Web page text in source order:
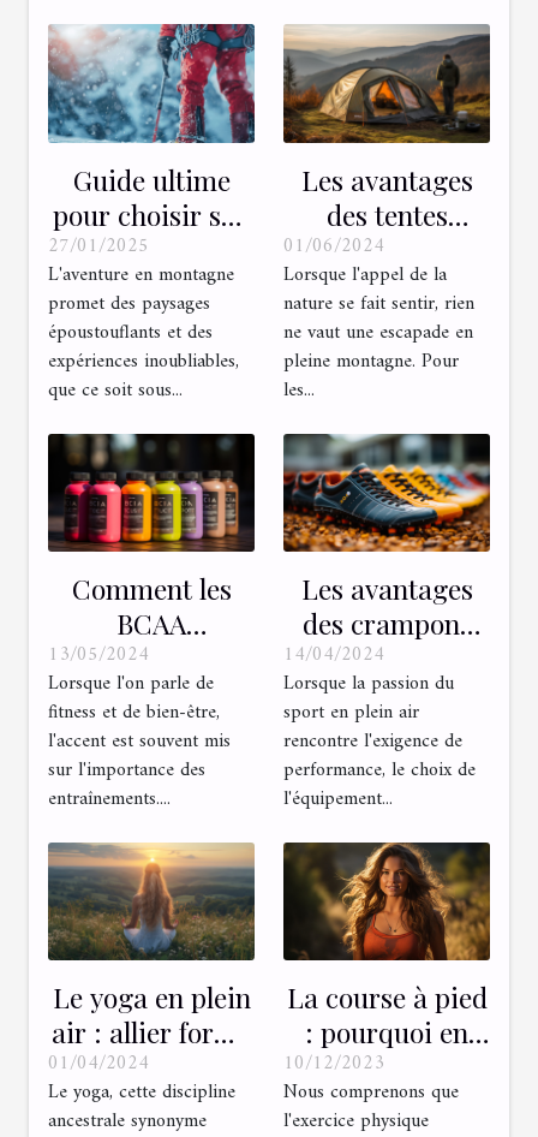
Guide ultime
pour choisir son
équipement de
montagne en
hiver et été
27/01/2025
L'aventure en montagne
promet des paysages
époustouflants et des
expériences inoubliables,
que ce soit sous...
Les avantages
des tentes
gonflables pour
les amateurs de
trekking :
rapidité et
confort en pleine
01/06/2024
Lorsque l'appel de la
nature se fait sentir, rien
ne vaut une escapade en
pleine montagne. Pour
les...
Comment les
BCAA
améliorent-ils la
récupération
musculaire
après des
entraînements
13/05/2024
Lorsque l'on parle de
fitness et de bien-être,
l'accent est souvent mis
sur l'importance des
entraînements....
Les avantages
des crampons
pour les terrains
extérieurs :
Comment
choisir le bon
modèle pour vos
14/04/2024
Lorsque la passion du
sport en plein air
rencontre l'exigence de
performance, le choix de
l'équipement...
Le yoga en plein
air : allier forme
physique et
connexion avec
01/04/2024
Le yoga, cette discipline
ancestrale synonyme
La course à pied
: pourquoi en
pratiquer ?
10/12/2023
Nous comprenons que
l'exercice physique